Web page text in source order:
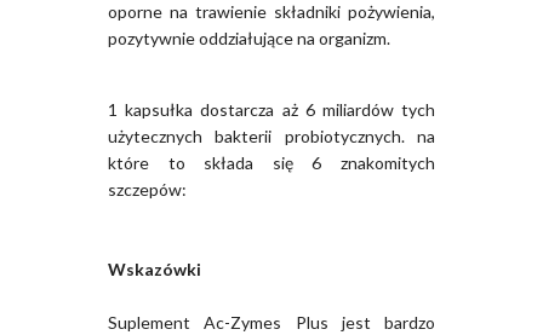
oporne na trawienie składniki pożywienia,
pozytywnie oddziałujące na organizm.
1 kapsułka dostarcza aż 6 miliardów tych
użytecznych bakterii probiotycznych. na
które to składa się 6 znakomitych
szczepów:
Wskazówki
Suplement Ac-Zymes Plus jest bardzo